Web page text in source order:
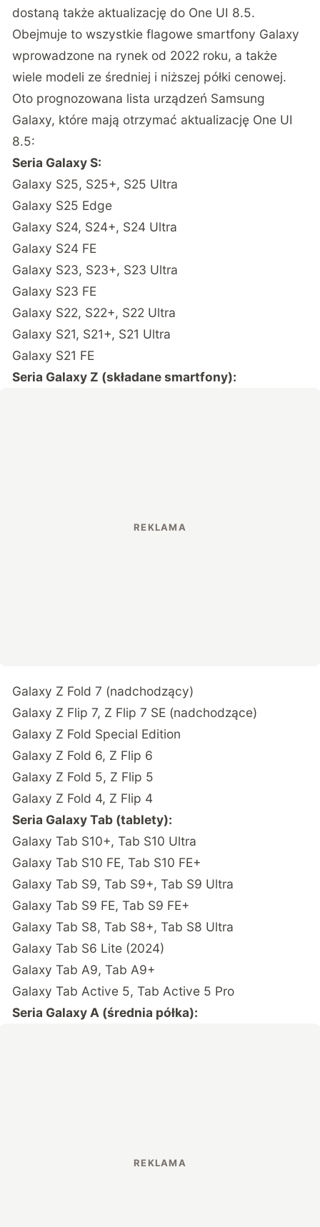
dostaną także aktualizację do One UI 8.5.
Obejmuje to wszystkie flagowe smartfony Galaxy
wprowadzone na rynek od 2022 roku, a także
wiele modeli ze średniej i niższej półki cenowej.
Oto prognozowana lista urządzeń Samsung
Galaxy, które mają otrzymać aktualizację One UI
8.5:
Seria Galaxy S:
Galaxy S25, S25+, S25 Ultra
Galaxy S25 Edge
Galaxy S24, S24+, S24 Ultra
Galaxy S24 FE
Galaxy S23, S23+, S23 Ultra
Galaxy S23 FE
Galaxy S22, S22+, S22 Ultra
Galaxy S21, S21+, S21 Ultra
Galaxy S21 FE
Seria Galaxy Z (składane smartfony):
Galaxy Z Fold 7 (nadchodzący)
Galaxy Z Flip 7, Z Flip 7 SE (nadchodzące)
Galaxy Z Fold Special Edition
Galaxy Z Fold 6, Z Flip 6
Galaxy Z Fold 5, Z Flip 5
Galaxy Z Fold 4, Z Flip 4
Seria Galaxy Tab (tablety):
Galaxy Tab S10+, Tab S10 Ultra
Galaxy Tab S10 FE, Tab S10 FE+
Galaxy Tab S9, Tab S9+, Tab S9 Ultra
Galaxy Tab S9 FE, Tab S9 FE+
Galaxy Tab S8, Tab S8+, Tab S8 Ultra
Galaxy Tab S6 Lite (2024)
Galaxy Tab A9, Tab A9+
Galaxy Tab Active 5, Tab Active 5 Pro
Seria Galaxy A (średnia półka):